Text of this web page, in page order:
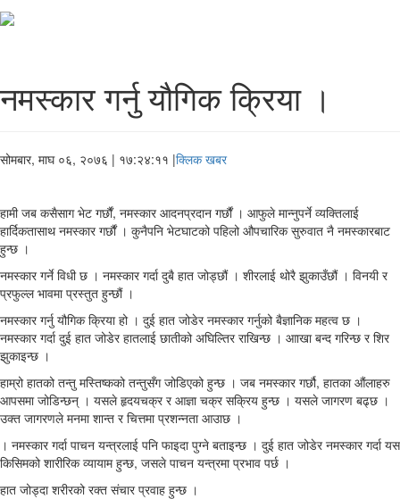
नमस्कार गर्नु यौगिक क्रिया ।
सोमबार, माघ ०६, २०७६ | १७:२४:११ |क्लिक खबर
हामी जब कसैसाग भेट गर्छौं, नमस्कार आदनप्रदान गर्छौं । आफुले मान्नुपर्ने व्यक्तिलाई
हार्दिकतासाथ नमस्कार गर्छौं । कुनैपनि भेटघाटको पहिलो औपचारिक सुरुवात नै नमस्कारबाट
हुन्छ ।
नमस्कार गर्ने विधी छ । नमस्कार गर्दा दुबै हात जोड्छौं । शीरलाई थोरै झुकाउँछौं । विनयी र
प्रफुल्ल भावमा प्रस्तुत हुन्छौं ।
नमस्कार गर्नु यौगिक क्रिया हो । दुई हात जोडेर नमस्कार गर्नुको बैज्ञानिक महत्व छ ।
नमस्कार गर्दा दुई हात जोडेर हातलाई छातीको अघिल्तिर राखिन्छ । आाखा बन्द गरिन्छ र शिर
झुकाइन्छ ।
हाम्रो हातको तन्तु मस्तिष्कको तन्तुसँग जोडिएको हुन्छ । जब नमस्कार गर्छौ, हातका औंलाहरु
आपसमा जोडिन्छन् । यसले हृदयचक्र र आज्ञा चक्र सक्रिय हुन्छ । यसले जागरण बढ्छ ।
उक्त जागरणले मनमा शान्त र चित्तमा प्रशन्नता आउाछ ।
। नमस्कार गर्दा पाचन यन्त्रलाई पनि फाइदा पुग्ने बताइन्छ । दुई हात जोडेर नमस्कार गर्दा यस
किसिमको शारीरिक व्यायाम हुन्छ, जसले पाचन यन्त्रमा प्रभाव पर्छ ।
हात जोड्दा शरीरको रक्त संचार प्रवाह हुन्छ ।